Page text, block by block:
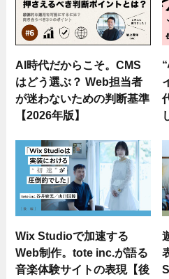
AI時代だからこそ。CMS
はどう選ぶ？ Web担当者
が迷わないための判断基準
【2026年版】
Wix Studioで加速する
Web制作。tote inc.が語る
音楽体験サイトの表現【後